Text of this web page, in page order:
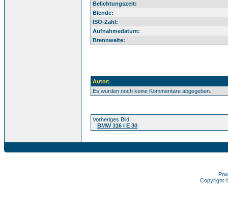
Belichtungszeit:
Blende:
ISO-Zahl:
Aufnahmedatum:
Brennweite:
Autor:
Es wurden noch keine Kommentare abgegeben.
Vorheriges Bild:
BMW 316 I E 30
Copyright